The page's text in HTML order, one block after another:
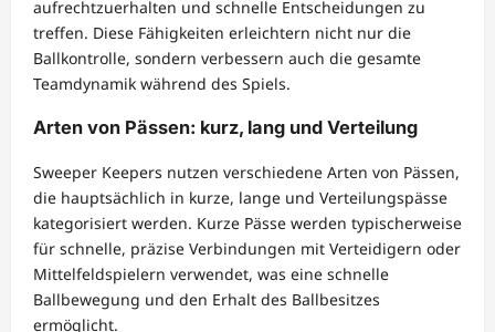
aufrechtzuerhalten und schnelle Entscheidungen zu
treffen. Diese Fähigkeiten erleichtern nicht nur die
Ballkontrolle, sondern verbessern auch die gesamte
Teamdynamik während des Spiels.
Arten von Pässen: kurz, lang und Verteilung
Sweeper Keepers nutzen verschiedene Arten von Pässen,
die hauptsächlich in kurze, lange und Verteilungspässe
kategorisiert werden. Kurze Pässe werden typischerweise
für schnelle, präzise Verbindungen mit Verteidigern oder
Mittelfeldspielern verwendet, was eine schnelle
Ballbewegung und den Erhalt des Ballbesitzes
ermöglicht.